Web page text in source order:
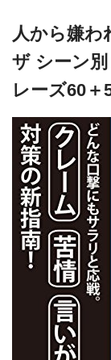
人から嫌わ
ザ シーン
レーズ60